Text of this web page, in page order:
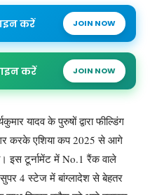
करें JOIN NOW
करें JOIN NOW
यादव के पुरुषों द्वारा फील्डिंग
करके एशिया कप 2025 से आगे
इस टूर्नामेंट में No.1 रैंक वाले
4 स्टेज में बांग्लादेश से बेहतर